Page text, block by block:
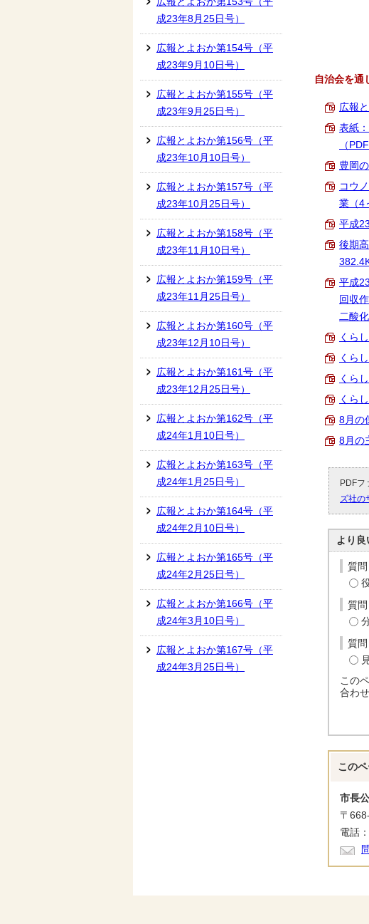
自治会を通
広報
表紙
（
豊岡
コウ
業（4
平成
後期
平成
回収
二酸
くら
くら
くら
くら
8月の
8月の
PDFフ
ズ社の
より良
質
質
質
この
合わ
この
市長
〒
電話
成23年8月25日号）
広報とよおか第154号（平
成23年9月10日号）
広報とよおか第155号（平
成23年9月25日号）
広報とよおか第156号（平
成23年10月10日号）
広報とよおか第157号（平
成23年10月25日号）
広報とよおか第158号（平
成23年11月10日号）
広報とよおか第159号（平
成23年11月25日号）
広報とよおか第160号（平
成23年12月10日号）
広報とよおか第161号（平
成23年12月25日号）
広報とよおか第162号（平
成24年1月10日号）
広報とよおか第163号（平
成24年1月25日号）
広報とよおか第164号（平
成24年2月10日号）
広報とよおか第165号（平
成24年2月25日号）
広報とよおか第166号（平
成24年3月10日号）
広報とよおか第167号（平
成24年3月25日号）